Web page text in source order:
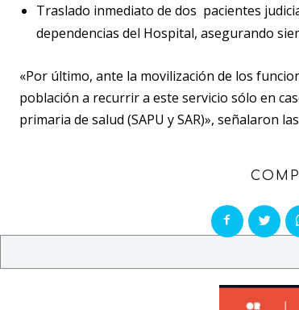
Traslado inmediato de dos pacientes
dependencias del Hospital, asegurando
«Por último, ante la movilización de los
población a recurrir a este servicio sólo en
primaria de salud (SAPU y SAR)», señalaron